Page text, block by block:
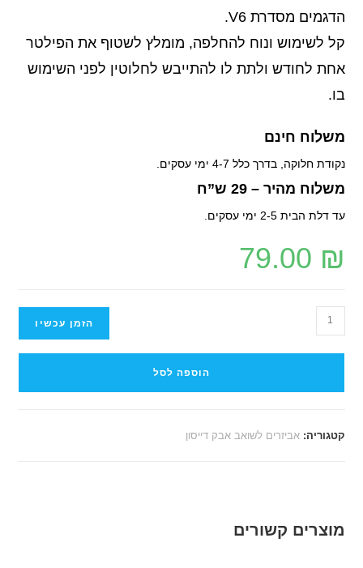
הדגמים מסדרת V6.
קל לשימוש ונוח להחלפה, מומלץ לשטוף את הפילטר
אחת לחודש ולתת לו להתייבש לחלוטין לפני השימוש
בו.
משלוח חינם
נקודת חלוקה, בדרך כלל 4-7 ימי עסקים.
משלוח מהיר – 29 ש”ח
עד דלת הבית 2-5 ימי עסקים.
79.00 ₪
הזמן עכשיו
הוספה לסל
קטגוריה:אביזרים לשואב אבק דייסון
מוצרים קשורים